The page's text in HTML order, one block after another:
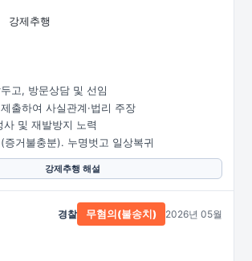
강제추행
고, 방문상담 및 선임
출하여 사실관계·법리 주장
사 및 재발방지 노력
증거불충분). 누명벗고 일상복귀
강제추행 해설
경찰 무혐의(불송치) 2026년 05월